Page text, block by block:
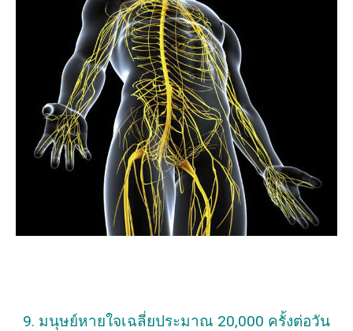
9. มนุษย์หายใจเฉลี่ยประมาณ 20,000 ครั้งต่อวัน